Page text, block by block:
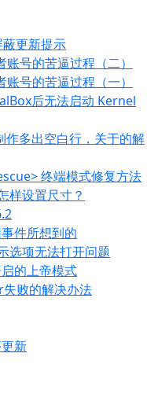
更新提示
号的苦逼过程（二）
号的苦逼过程（一）
后无法启动 Kernel
多出空白行，关于 的解
终端模式修复方法
样设置尺寸？
件所想到的
选项无法打开问题
的上帝模式
败的解决办法
新